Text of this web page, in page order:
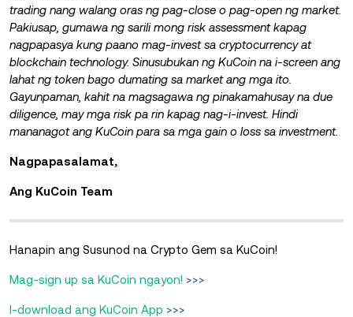
trading nang walang oras ng pag-close o pag-open ng market.
Pakiusap, gumawa ng sarili mong risk assessment kapag
nagpapasya kung paano mag-invest sa cryptocurrency at
blockchain technology. Sinusubukan ng KuCoin na i-screen ang
lahat ng token bago dumating sa market ang mga ito.
Gayunpaman, kahit na magsagawa ng pinakamahusay na due
diligence, may mga risk pa rin kapag nag-i-invest. Hindi
mananagot ang KuCoin para sa mga gain o loss sa investment.
Nagpapasalamat,
Ang KuCoin Team
Hanapin ang Susunod na Crypto Gem sa KuCoin!
Mag-sign up sa KuCoin ngayon! >>>
I-download ang KuCoin App >>>